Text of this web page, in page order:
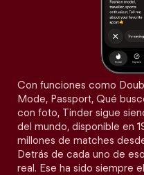
Con funciones como
Mode, Passport, Qué
con foto, Tinder sigue
del mundo, disponible en
millones de matches
Detrás de cada uno de
real. Ese ha sido siempre